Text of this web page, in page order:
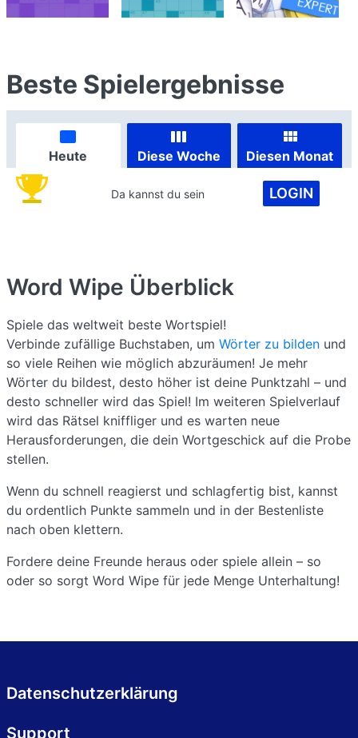
Beste Spielergebnisse
Heute Diese Woche Diesen Monat
Da kannst du sein LOGIN
Word Wipe Überblick
Spiele das weltweit beste Wortspiel!
Verbinde zufällige Buchstaben, um Wörter zu bilden und
so viele Reihen wie möglich abzuräumen! Je mehr
Wörter du bildest, desto höher ist deine Punktzahl – und
desto schneller wird das Spiel! Im weiteren Spielverlauf
wird das Rätsel kniffliger und es warten neue
Herausforderungen, die dein Wortgeschick auf die Probe
stellen.
Wenn du schnell reagierst und schlagfertig bist, kannst
du ordentlich Punkte sammeln und in der Bestenliste
nach oben klettern.
Fordere deine Freunde heraus oder spiele allein – so
oder so sorgt Word Wipe für jede Menge Unterhaltung!
Datenschutzerklärung
Support